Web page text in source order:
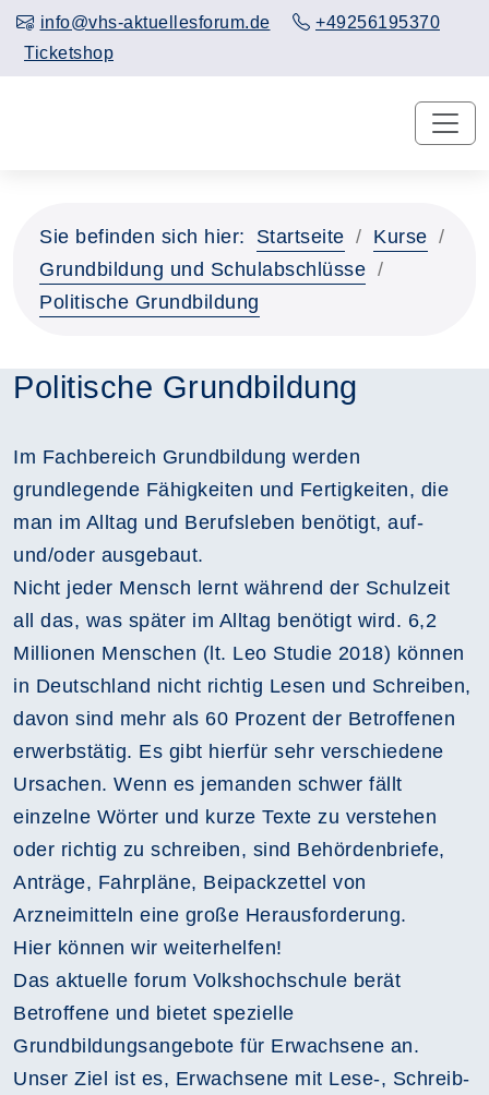
info@vhs-aktuellesforum.de
+49256195370
Ticketshop
Sie befinden sich hier: Startseite
Kurse
Grundbildung und Schulabschlüsse
Politische Grundbildung
Politische Grundbildung
Im Fachbereich Grundbildung werden
grundlegende Fähigkeiten und Fertigkeiten, die
man im Alltag und Berufsleben benötigt, auf-
und/oder ausgebaut.
Nicht jeder Mensch lernt während der Schulzeit
all das, was später im Alltag benötigt wird. 6,2
Millionen Menschen (lt. Leo Studie 2018) können
in Deutschland nicht richtig Lesen und Schreiben,
davon sind mehr als 60 Prozent der Betroffenen
erwerbstätig. Es gibt hierfür sehr verschiedene
Ursachen. Wenn es jemanden schwer fällt
einzelne Wörter und kurze Texte zu verstehen
oder richtig zu schreiben, sind Behördenbriefe,
Anträge, Fahrpläne, Beipackzettel von
Arzneimitteln eine große Herausforderung.
Hier können wir weiterhelfen!
Das aktuelle forum Volkshochschule berät
Betroffene und bietet spezielle
Grundbildungsangebote für Erwachsene an.
Unser Ziel ist es, Erwachsene mit Lese-, Schreib-